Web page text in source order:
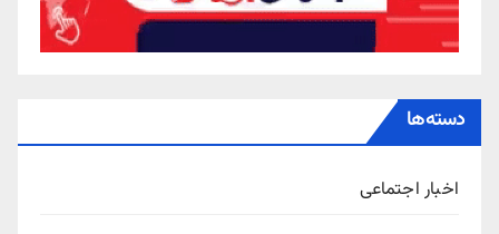
دسته‌ها
اخبار اجتماعی